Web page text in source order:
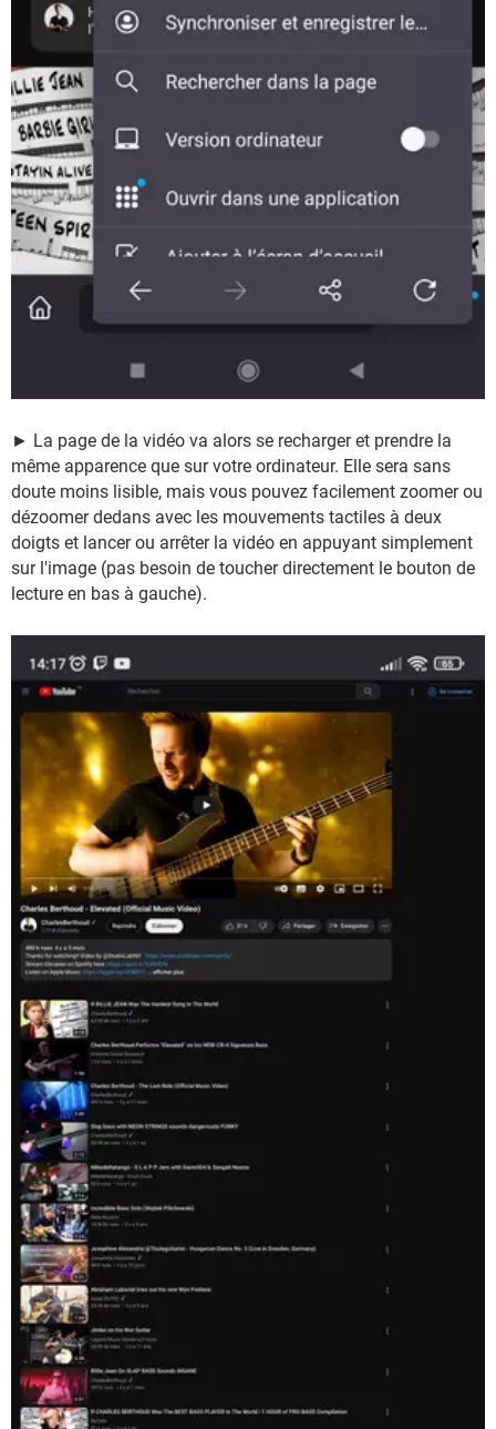
► La page de la vidéo va alors se recharger et prendre la
même apparence que sur votre ordinateur. Elle sera sans
doute moins lisible, mais vous pouvez facilement zoomer ou
dézoomer dedans avec les mouvements tactiles à deux
doigts et lancer ou arrêter la vidéo en appuyant simplement
sur l'image (pas besoin de toucher directement le bouton de
lecture en bas à gauche).